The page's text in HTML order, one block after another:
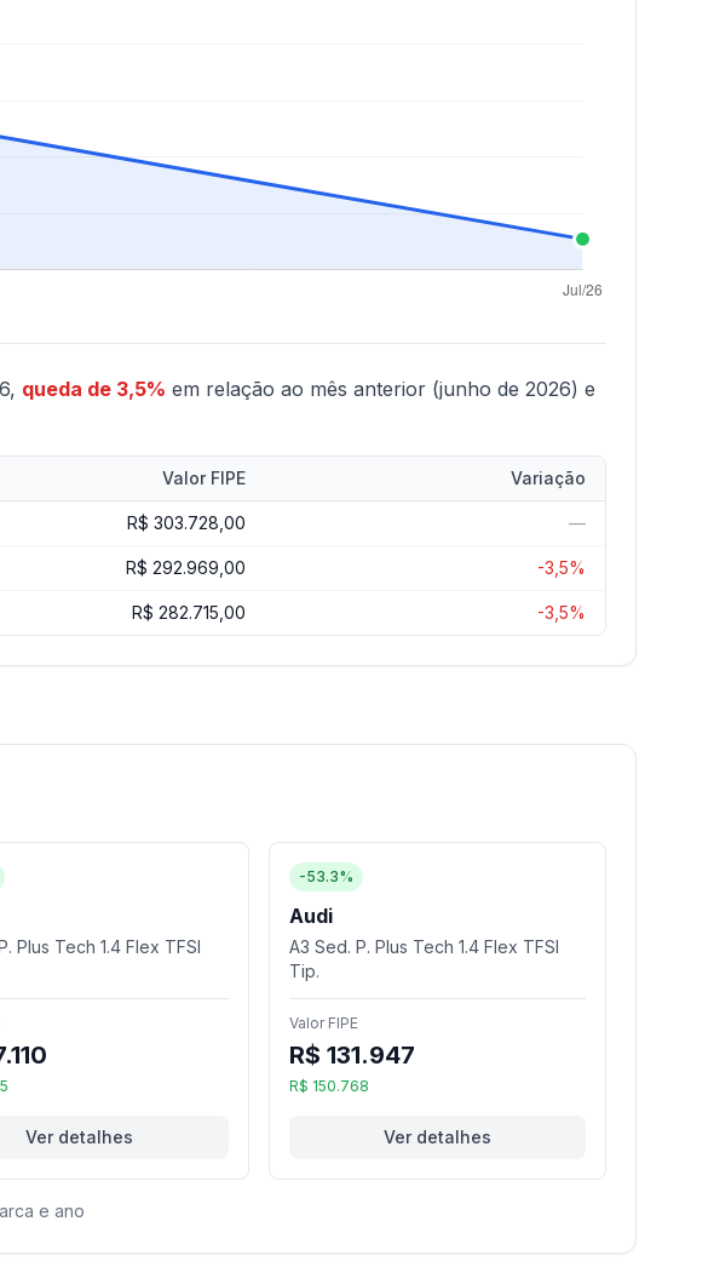
queda de 3,5% em relação ao mês anterior (junho de 2026) e
Valor FIPE Variação
R$ 303.728,00 —
R$ 292.969,00 -3,5%
R$ 282.715,00 -3,5%
Plus Tech 1.4 Flex TFSI
Ver detalhes
-53.3%
Audi
A3 Sed. P. Plus Tech 1.4 Flex TFSI
Tip.
Valor FIPE
R$ 131.947
R$ 150.768
Ver detalhes
e ano